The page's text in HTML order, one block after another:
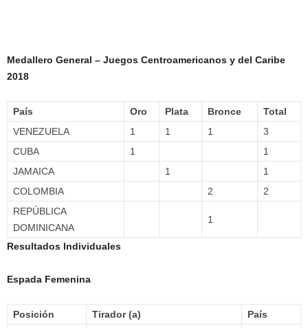
Medallero General – Juegos Centroamericanos y del Caribe
2018
País Oro Plata Bronce
Total
VENEZUELA
1 1 1
3
CUBA
1
1
JAMAICA
1
1
COLOMBIA
2
2
REPÚBLICA
DOMINICANA
1
Resultados Individuales
Espada Femenina
Posición Tirador (a)
País